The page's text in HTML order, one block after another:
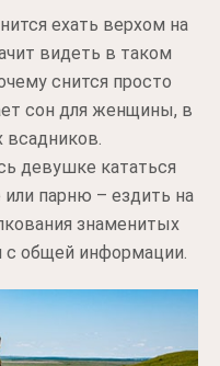
ехать верхом на
видеть в таком
снится просто
сон для женщины, в
всадников.
девушке кататься
парню – ездить на
знаменитых
с общей информации.